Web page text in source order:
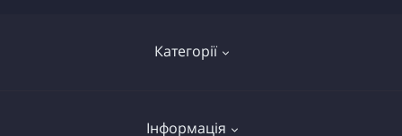
Категорії
Інформація